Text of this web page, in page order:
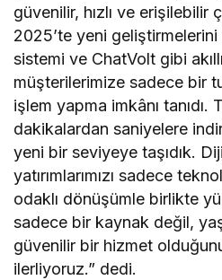
güvenilir, hızlı ve erişilebilir
2025’te yeni geliştirmelerini
sistemi ve ChatVolt gibi
müşterilerimize sadece bir
işlem yapma imkânı tanıdı.
dakikalardan saniyelere
yeni bir seviyeye taşıdık.
yatırımlarımızı sadece
odaklı dönüşümle birlikte
sadece bir kaynak değil,
güvenilir bir hizmet
ilerliyoruz.” dedi.